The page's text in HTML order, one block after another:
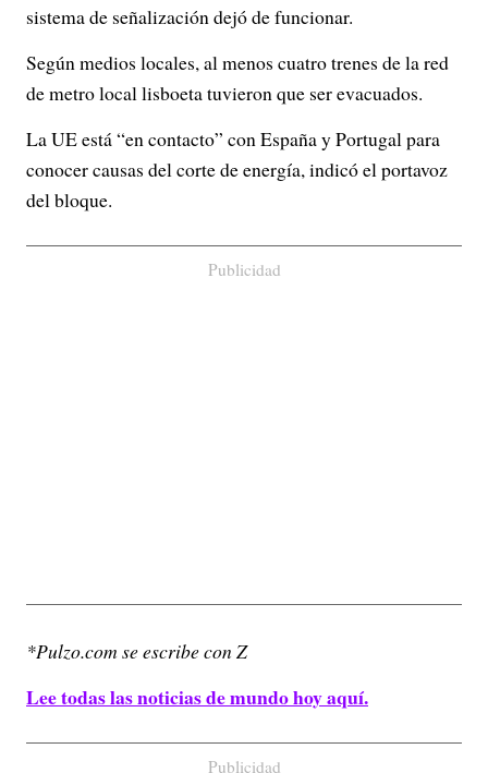
sistema de señalización dejó de funcionar.
Según medios locales, al menos cuatro trenes de la red
de metro local lisboeta tuvieron que ser evacuados.
La UE está “en contacto” con España y Portugal para
conocer causas del corte de energía, indicó el portavoz
del bloque.
Publicidad
*Pulzo.com se escribe con Z
Lee todas las noticias de mundo hoy aquí.
Publicidad